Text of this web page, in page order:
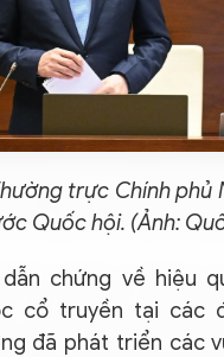
trực Chính phủ
Quốc hội. (Ảnh:
chứng về hiệu
cổ truyền tại các
đã phát triển các